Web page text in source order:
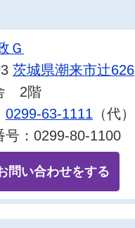
Ｇ
茨城県潮来市辻626
2階
0299-63-1111 （代）
号：0299-80-1100
問い合わせをする